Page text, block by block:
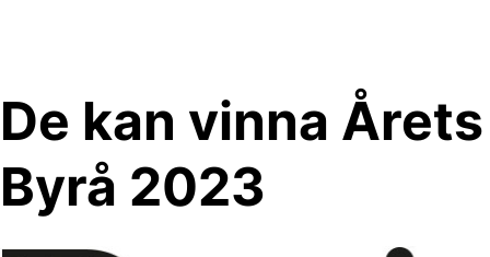
De kan vinna Årets
Byrå 2023